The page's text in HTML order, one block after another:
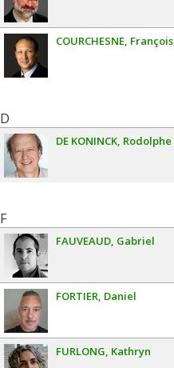
COURCHESNE François
D
DE KONINCK Rodolphe
F
FAUVEAUD Gabriel
FORTIER Daniel
FURLONG Kathryn